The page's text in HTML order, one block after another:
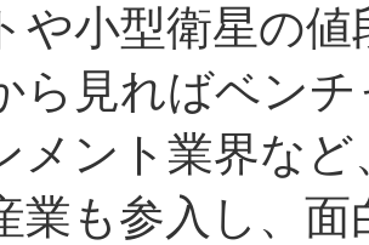
や小型衛星の
ら見ればベン
メント業界な
業も参入し、